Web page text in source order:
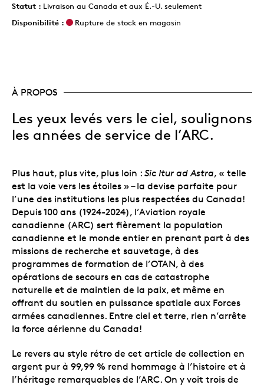
Statut : Livraison au Canada et aux É.-U. seulement
Disponibilité :
Rupture de stock en magasin
À PROPOS
Les yeux levés vers le ciel, soulignons
les années de service de l’ARC.
Plus haut, plus vite, plus loin : Sic Itur ad Astra, « telle
est la voie vers les étoiles » –la devise parfaite pour
l’une des institutions les plus respectées du Canada!
Depuis 100 ans (1924-2024), l’Aviation royale
canadienne (ARC) sert fièrement la population
canadienne et le monde entier en prenant part à des
missions de recherche et sauvetage, à des
programmes de formation de l’OTAN, à des
opérations de secours en cas de catastrophe
naturelle et de maintien de la paix, et même en
offrant du soutien en puissance spatiale aux Forces
armées canadiennes. Entre ciel et terre, rien n’arrête
la force aérienne du Canada!
Le revers au style rétro de cet article de collection en
argent pur à 99,99 % rend hommage à l’histoire et à
l’héritage remarquables de l’ARC. On y voit trois de